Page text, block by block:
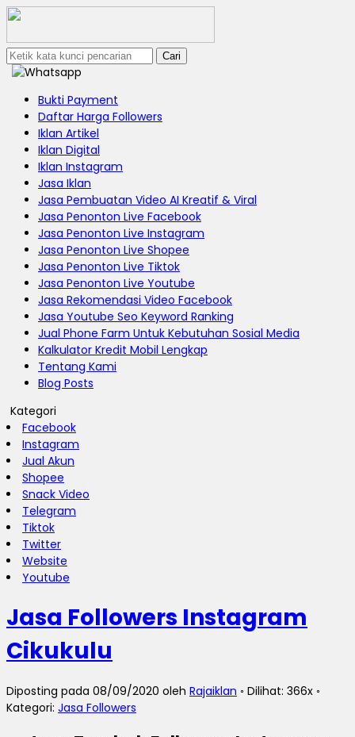
Cari
Bukti Payment
Daftar Harga Followers
Iklan Artikel
Iklan Digital
Iklan Instagram
Jasa Iklan
Jasa Pembuatan Video AI Kreatif & Viral
Jasa Penonton Live Facebook
Jasa Penonton Live Instagram
Jasa Penonton Live Shopee
Jasa Penonton Live Tiktok
Jasa Penonton Live Youtube
Jasa Rekomendasi Video Facebook
Jasa Youtube Seo Keyword Ranking
Jual Phone Farm Untuk Kebutuhan Sosial Media
Kalkulator Kredit Mobil Lengkap
Tentang Kami
Blog Posts
Kategori
Facebook
Instagram
Jual Akun
Shopee
Snack Video
Telegram
Tiktok
Twitter
Website
Youtube
Jasa Followers Instagram
Cikukulu
Diposting pada 08/09/2020 oleh Rajaiklan ◦ Dilihat: 366x ◦
Kategori: Jasa Followers